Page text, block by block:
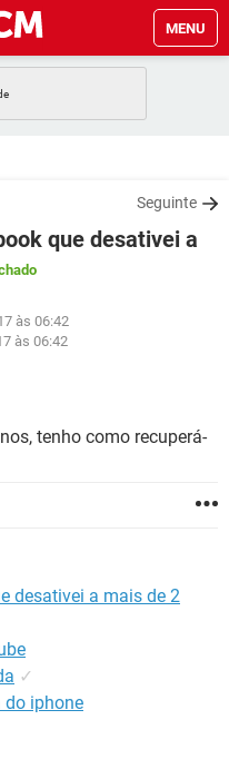
MENU
Seguinte
que desativei a
às 06:42
às 06:42
tenho como recuperá-
desativei a mais de 2
✓
do iphone